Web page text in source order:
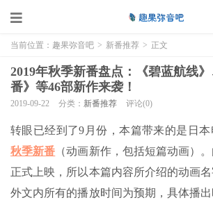
当前位置： 趣果弥音吧 > 新番推荐 > 正文
2019年秋季新番盘点：《碧蓝航线
番》等46部新作来袭！
2019-09-22 分类： 新番推荐 评论(0)
转眼已经到了9月份，本篇带来的是日本
秋季新番 （动画新作，包括短篇动画）
正式上映，所以本篇内容所介绍的动画
外文内所有的播放时间为预期，具体播